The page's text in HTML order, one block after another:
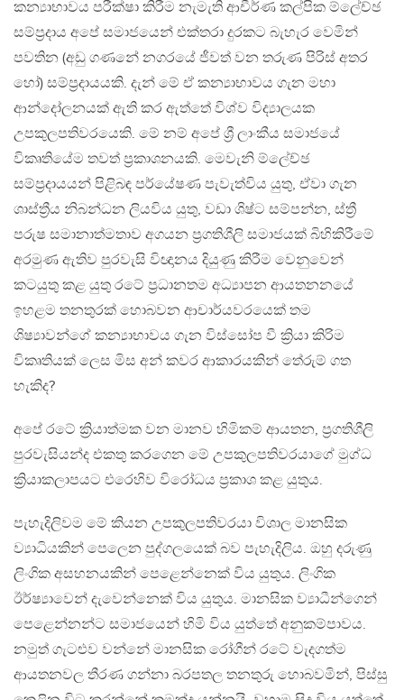
කන්‍යාභාවය පරීක්ෂා කිරීම නැමැති ආචීර්ණ කල්පික ම්ලේච්ඡ
සම්ප්‍රදාය අපේ සමාජයෙන් එක්තරා දුරකට බැහැර වෙමින්
පවතින (අඩු ගණනේ නගරයේ ජීවත් වන තරුණ පිරිස් අතර
හෝ) සම්ප්‍රදායයකි. දැන් මේ ඒ කන්‍යාභාවය ගැන මහා
ආන්දෝලනයක් ඇති කර ඇත්තේ විශ්ව විද්‍යාලයක
උපකුලපතිවරයෙකි. මේ නම් අපේ ශ්‍රී ලාංකීය සමාජයේ
විකෘතියේම තවත් ප්‍රකාශනයකි. මෙවැනි ම්ලේච්ඡ
සම්ප්‍රදායයන් පිළිබඳ පර්යේෂණ පැවැත්විය යුතු, ඒවා ගැන
ශාස්ත්‍රීය නිබන්ධන ලියවිය යුතු, වඩා ශිෂ්ට සම්පන්න, ස්ත්‍රී
පරුෂ සමානාත්මතාව අගයන ප්‍රගතිශීලි සමාජයක් බිහිකිරීමේ
අරමුණ ඇතිව පුරවැසි විඥානය දියුණු කිරීම වෙනුවෙන්
කටයුතු කළ යුතු රටේ ප්‍රධානතම අධ්‍යාපන ආයතනනයේ
ඉහළම තනතුරක් හොබවන ආචාර්යවරයෙක් තම
ශිෂ්‍යාවන්ගේ කන්‍යාභාවය ගැන විස්සෝප වී ක්‍රියා කිරිම
විකෘතියක් ලෙස මිස අන් කවර ආකාරයකින් තේරුම් ගත
හැකිද?
අපේ රටේ ක්‍රියාත්මක වන මානව හිමිකම් ආයතන, ප්‍රගතිශීලි
පුරවැසියන්ද එකතු කරගෙන මේ උපකුලපතිවරයාගේ මුග්ධ
ක්‍රියාකලාපයට එරෙහිව විරෝධය ප්‍රකාශ කළ යුතුය.
පැහැදිලිවම මේ කියන උපකුලපතිවරයා විශාල මානසික
ව්‍යාධියකින් පෙලෙන පුද්ගලයෙක් බව පැහැදිලිය. ඔහු දරුණු
ලිංගික අසහනයකින් පෙළෙන්නෙක් විය යුතුය. ලිංගික
ඊර්ෂ්‍යාවෙන් දැවෙන්නෙක් විය යුතුය. මානසික ව්‍යාධීන්ගෙන්
පෙළෙන්නන්ට සමාජයෙන් හිමි විය යුත්තේ අනුකම්පාවය.
නමුත් ගැටළුව වන්නේ මානසික රෝගීන් රටේ වැදගත්ම
ආයතනවල තීරණ ගන්නා බරපතල තනතුරු හොබවමින්, පිස්සු